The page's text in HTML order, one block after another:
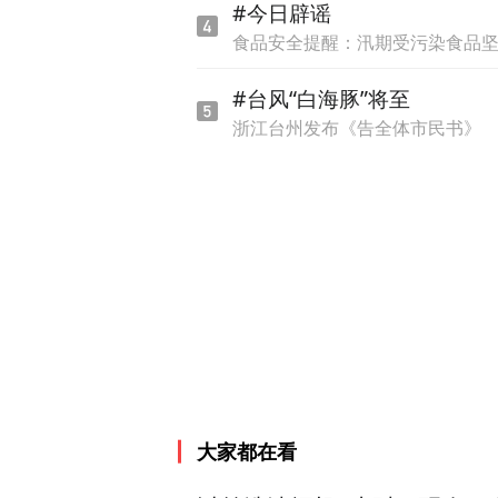
#今日辟谣
食品安全提醒：汛期受污染食品
#台风“白海豚”将至
浙江台州发布《告全体市民书》
大家都在看